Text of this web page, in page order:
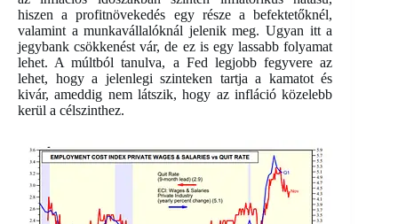
hiszen a profitnövekedés egy része a befektetőknél,
valamint a munkavállalóknál jelenik meg. Ugyan itt a
jegybank csökkenést vár, de ez is egy lassabb folyamat
lehet. A múltból tanulva, a Fed legjobb fegyvere az
lehet, hogy a jelenlegi szinteken tartja a kamatot és
kivár, ameddig nem látszik, hogy az infláció közelebb
kerül a célszinthez.